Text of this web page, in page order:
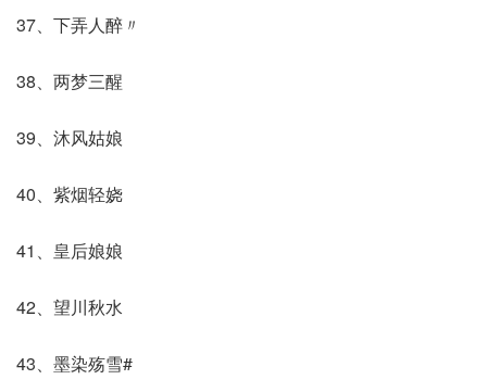
37、下弄人醉〃
38、两梦三醒
39、沐风姑娘
40、紫烟轻娆
41、皇后娘娘
42、望川秋水
43、墨染殇雪#